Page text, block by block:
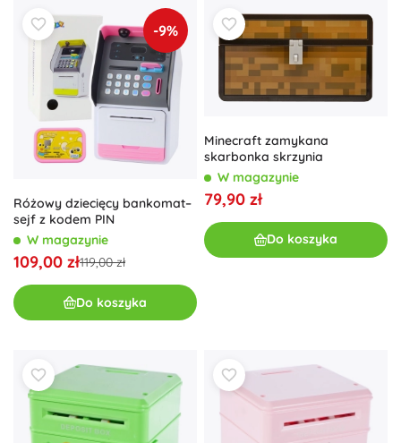
-9%
Różowy dziecięcy bankomat–
sejf z kodem PIN
W magazynie
109,00 zł119,00 zł
Do koszyka
Minecraft zamykana
skarbonka skrzynia
W magazynie
79,90 zł
Do koszyka